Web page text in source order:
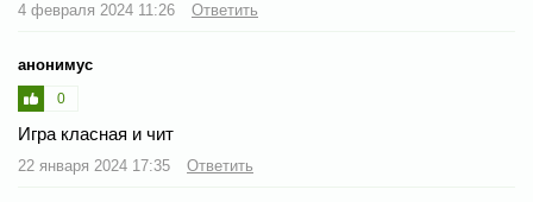
4 февраля 2024 11:26 Ответить
анонимус
0
Игра класная и чит
22 января 2024 17:35 Ответить